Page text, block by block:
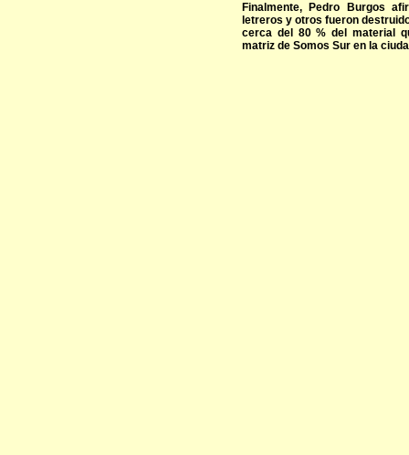
Finalmente, Pedro Burgos
letreros y otros fueron
cerca del 80 % del material
matriz de Somos Sur en la